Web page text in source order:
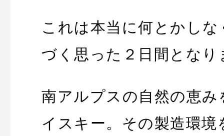
これは本当に何とかし
づく思った２日間となり
南アルプスの自然の恵
イスキー。その製造環